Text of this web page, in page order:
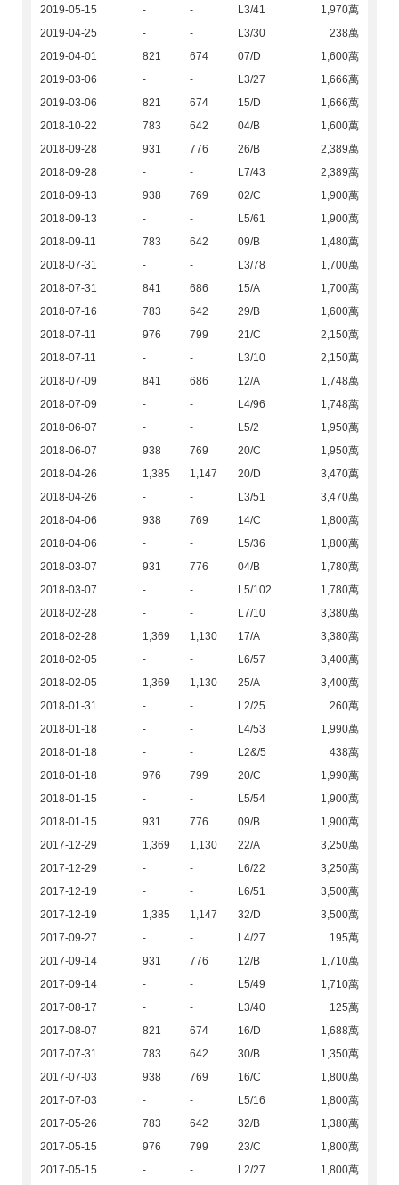
2019-05-15
- - L3/41
1,970萬
2019-04-25
- - L3/30
238萬
2019-04-01
821 674 07/D
1,600萬
2019-03-06
- - L3/27
1,666萬
2019-03-06
821 674 15/D
1,666萬
2018-10-22
783 642 04/B
1,600萬
2018-09-28
931 776 26/B
2,389萬
2018-09-28
- - L7/43
2,389萬
2018-09-13
938 769 02/C
1,900萬
2018-09-13
- - L5/61
1,900萬
2018-09-11
783 642 09/B
1,480萬
2018-07-31
- - L3/78
1,700萬
2018-07-31
841 686 15/A
1,700萬
2018-07-16
783 642 29/B
1,600萬
2018-07-11
976 799 21/C
2,150萬
2018-07-11
- - L3/10
2,150萬
2018-07-09
841 686 12/A
1,748萬
2018-07-09
- - L4/96
1,748萬
2018-06-07
- - L5/2
1,950萬
2018-06-07
938 769 20/C
1,950萬
2018-04-26
1,385 1,147 20/D
3,470萬
2018-04-26
- - L3/51
3,470萬
2018-04-06
938 769 14/C
1,800萬
2018-04-06
- - L5/36
1,800萬
2018-03-07
931 776 04/B
1,780萬
2018-03-07
- - L5/102
1,780萬
2018-02-28
- - L7/10
3,380萬
2018-02-28
1,369 1,130 17/A
3,380萬
2018-02-05
- - L6/57
3,400萬
2018-02-05
1,369 1,130 25/A
3,400萬
2018-01-31
- - L2/25
260萬
2018-01-18
- - L4/53
1,990萬
2018-01-18
- - L2&/5
438萬
2018-01-18
976 799 20/C
1,990萬
2018-01-15
- - L5/54
1,900萬
2018-01-15
931 776 09/B
1,900萬
2017-12-29
1,369 1,130 22/A
3,250萬
2017-12-29
- - L6/22
3,250萬
2017-12-19
- - L6/51
3,500萬
2017-12-19
1,385 1,147 32/D
3,500萬
2017-09-27
- - L4/27
195萬
2017-09-14
931 776 12/B
1,710萬
2017-09-14
- - L5/49
1,710萬
2017-08-17
- - L3/40
125萬
2017-08-07
821 674 16/D
1,688萬
2017-07-31
783 642 30/B
1,350萬
2017-07-03
938 769 16/C
1,800萬
2017-07-03
- - L5/16
1,800萬
2017-05-26
783 642 32/B
1,380萬
2017-05-15
976 799 23/C
1,800萬
2017-05-15
- - L2/27 1,800萬